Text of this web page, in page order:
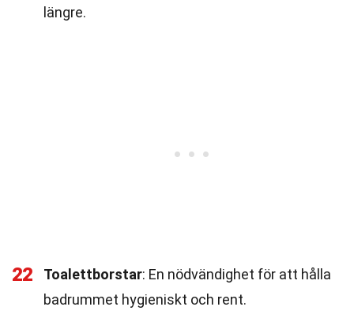
längre.
22 Toalettborstar: En nödvändighet för att hålla
badrummet hygieniskt och rent.